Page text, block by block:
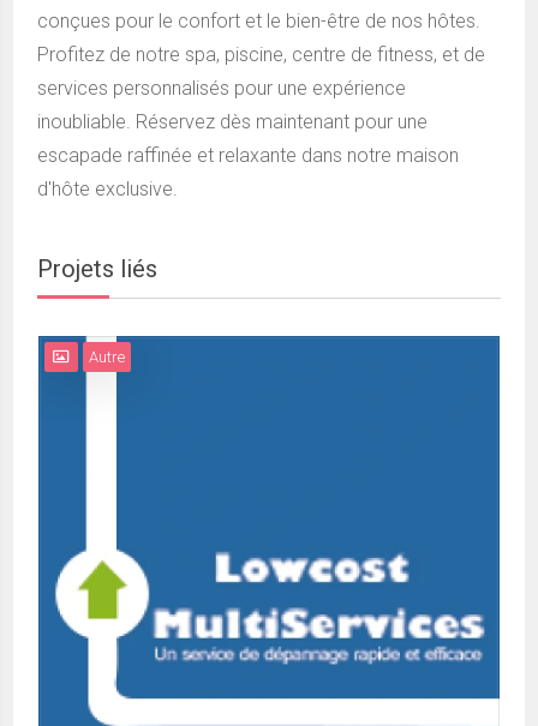
conçues pour le confort et le bien-être de nos hôtes.
Profitez de notre spa, piscine, centre de fitness, et de
services personnalisés pour une expérience
inoubliable. Réservez dès maintenant pour une
escapade raffinée et relaxante dans notre maison
d'hôte exclusive.
Projets liés
Autre